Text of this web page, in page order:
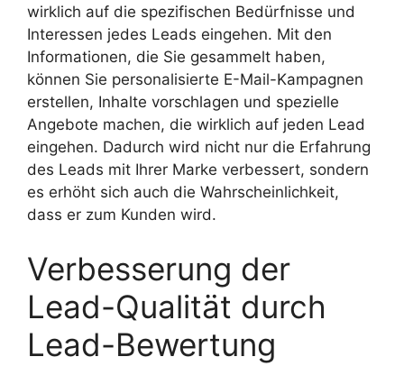
wirklich auf die spezifischen Bedürfnisse und
Interessen jedes Leads eingehen. Mit den
Informationen, die Sie gesammelt haben,
können Sie personalisierte E-Mail-Kampagnen
erstellen, Inhalte vorschlagen und spezielle
Angebote machen, die wirklich auf jeden Lead
eingehen. Dadurch wird nicht nur die Erfahrung
des Leads mit Ihrer Marke verbessert, sondern
es erhöht sich auch die Wahrscheinlichkeit,
dass er zum Kunden wird.
Verbesserung der
Lead-Qualität durch
Lead-Bewertung